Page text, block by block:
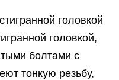
головкой
головкой,
болтами с
тонкую резьбу,